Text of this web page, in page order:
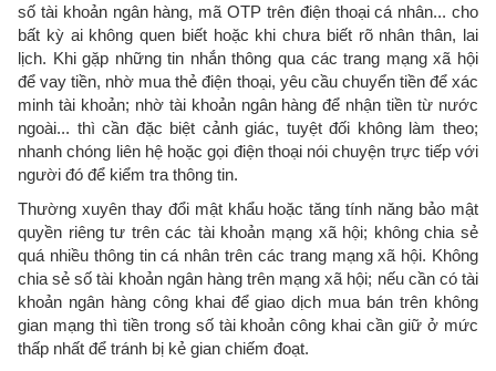
số tài khoản ngân hàng, mã OTP trên điện thoại cá nhân... cho
bất kỳ ai không quen biết hoặc khi chưa biết rõ nhân thân, lai
lịch. Khi gặp những tin nhắn thông qua các trang mạng xã hội
để vay tiền, nhờ mua thẻ điện thoại, yêu cầu chuyển tiền để xác
minh tài khoản; nhờ tài khoản ngân hàng để nhận tiền từ nước
ngoài... thì cần đặc biệt cảnh giác, tuyệt đối không làm theo;
nhanh chóng liên hệ hoặc gọi điện thoại nói chuyện trực tiếp với
người đó để kiểm tra thông tin.
Thường xuyên thay đổi mật khẩu hoặc tăng tính năng bảo mật
quyền riêng tư trên các tài khoản mạng xã hội; không chia sẻ
quá nhiều thông tin cá nhân trên các trang mạng xã hội. Không
chia sẻ số tài khoản ngân hàng trên mạng xã hội; nếu cần có tài
khoản ngân hàng công khai để giao dịch mua bán trên không
gian mạng thì tiền trong số tài khoản công khai cần giữ ở mức
thấp nhất để tránh bị kẻ gian chiếm đoạt.